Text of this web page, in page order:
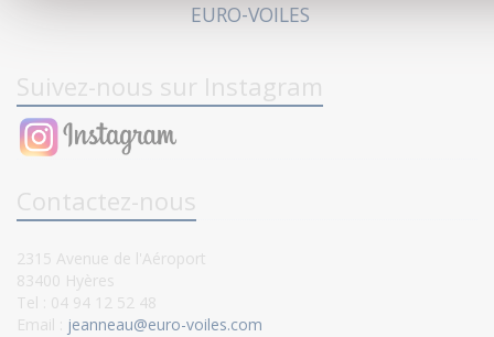
EURO-VOILES
Suivez-nous sur Instagram
Contactez-nous
2315 Avenue de l'Aéroport
83400 Hyères
Tel : 04 94 12 52 48
Email :
jeanneau@euro-voiles.com